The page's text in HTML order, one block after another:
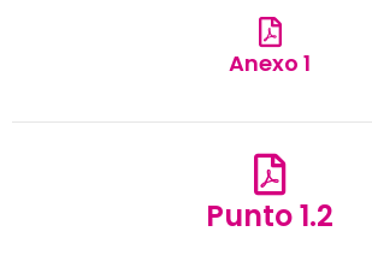
Anexo 1
Punto 1.2